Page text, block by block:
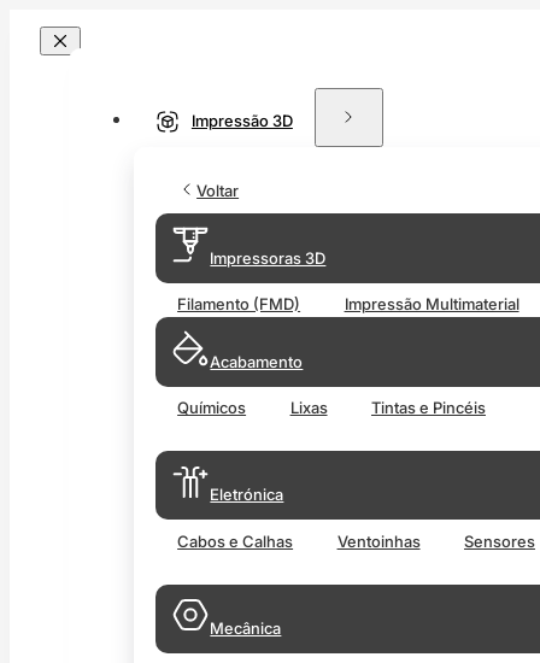
Impressão 3D
Voltar
Impressoras 3D
Filamento (FMD) Impressão Multimaterial
Acabamento
Químicos Lixas Tintas e Pincéis
Eletrónica
Cabos e Calhas Ventoinhas Sensores
Mecânica